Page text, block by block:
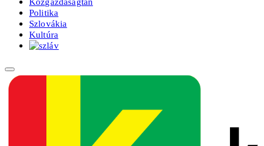
Politika
Szlovákia
Kultúra